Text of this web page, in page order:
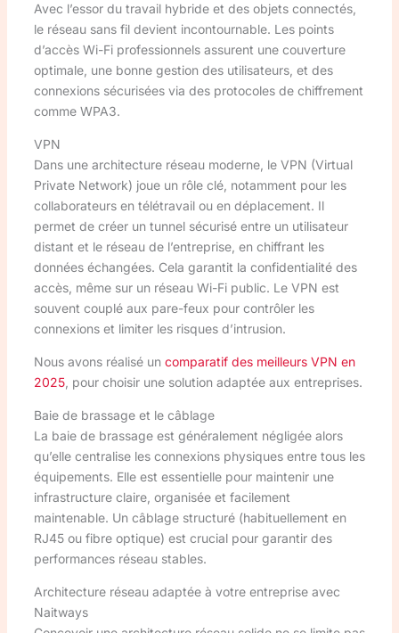
Avec l’essor du travail hybride et des objets connectés,
le réseau sans fil devient incontournable. Les points
d’accès Wi-Fi professionnels assurent une couverture
optimale, une bonne gestion des utilisateurs, et des
connexions sécurisées via des protocoles de chiffrement
comme WPA3.
VPN
Dans une architecture réseau moderne, le VPN (Virtual
Private Network) joue un rôle clé, notamment pour les
collaborateurs en télétravail ou en déplacement. Il
permet de créer un tunnel sécurisé entre un utilisateur
distant et le réseau de l’entreprise, en chiffrant les
données échangées. Cela garantit la confidentialité des
accès, même sur un réseau Wi-Fi public. Le VPN est
souvent couplé aux pare-feux pour contrôler les
connexions et limiter les risques d’intrusion.
Nous avons réalisé un comparatif des meilleurs VPN en
2025, pour choisir une solution adaptée aux entreprises.
Baie de brassage et le câblage
La baie de brassage est généralement négligée alors
qu’elle centralise les connexions physiques entre tous les
équipements. Elle est essentielle pour maintenir une
infrastructure claire, organisée et facilement
maintenable. Un câblage structuré (habituellement en
RJ45 ou fibre optique) est crucial pour garantir des
performances réseau stables.
Architecture réseau adaptée à votre entreprise avec
Naitways